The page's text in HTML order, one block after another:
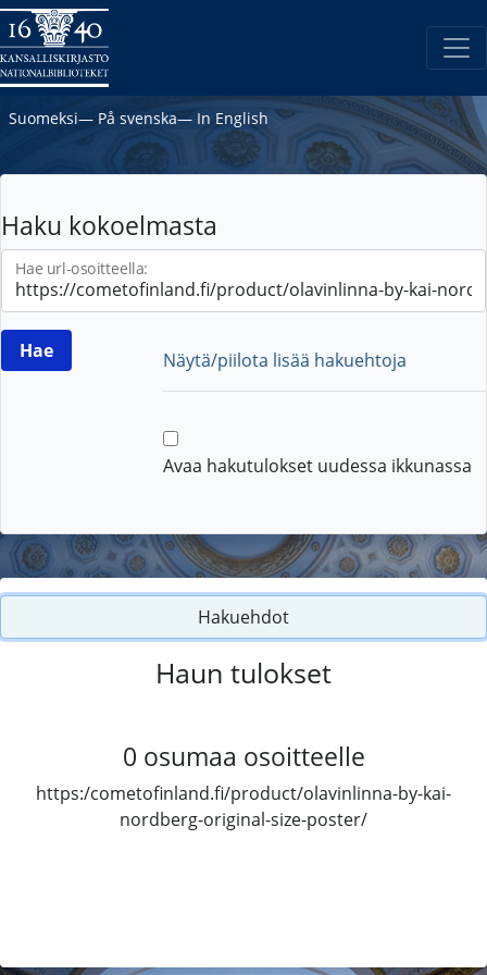
Suomeksi― På svenska― In English
Haku kokoelmasta
Hae url-osoitteella:
Näytä/piilota lisää hakuehtoja
Avaa hakutulokset uudessa ikkunassa
Hakuehdot
Haun tulokset
0 osumaa osoitteelle
https:/cometofinland.fi/product/olavinlinna-by-kai-
nordberg-original-size-poster/